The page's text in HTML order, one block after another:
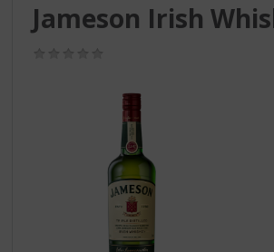
Jameson Irish